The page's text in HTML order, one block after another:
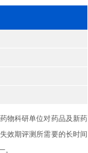
物科研单位对药品及新药
效期评测所需要的长时间
。